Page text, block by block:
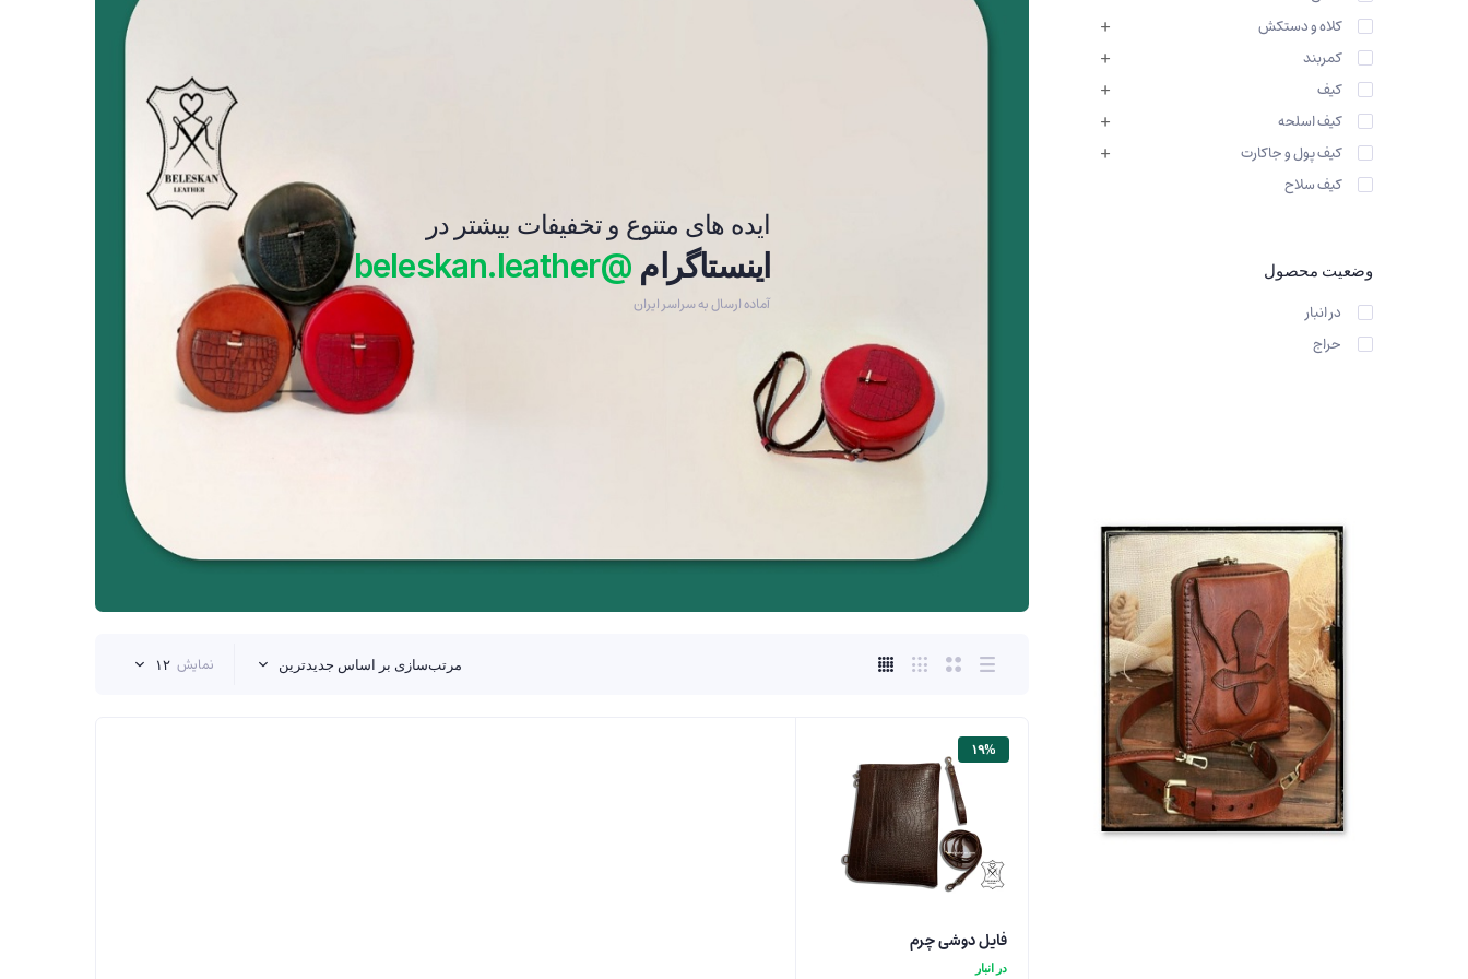
کیف کمربندی_کوله پشتی
ایده های متنوع و تخفیفات بیشتر در
اینستاگرام @beleskan.leather
آماده ارسال به سراسر ایران
مرتب‌سازی بر اساس جدیدترین نمایش ۱۲
۱۹%
فایل دوشی چرم
در انبار
کلاه و دستکش
کمربند
کیف
کیف اسلحه
کیف پول و جاکارت
کیف سلاح
وضعیت محصول
در انبار
حراج